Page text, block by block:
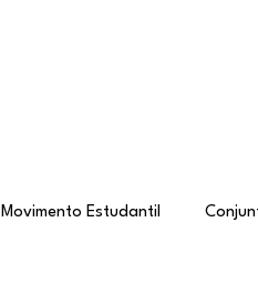
Movimento Estudantil